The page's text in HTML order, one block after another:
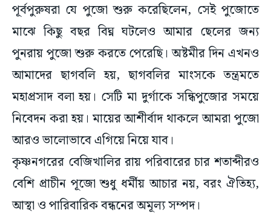
পূর্বপুরুষরা যে পুজো শুরু করেছিলেন, সেই পুজোতে
মাঝে কিছু বছর বিঘ্ন ঘটলেও আমার ছেলের জন্য
পুনরায় পুজো শুরু করতে পেরেছি। অষ্টমীর দিন এখনও
আমাদের ছাগবলি হয়, ছাগবলির মাংসকে তন্ত্রমতে
মহাপ্রসাদ বলা হয়। সেটি মা দুর্গাকে সন্ধিপুজোর সময়ে
নিবেদন করা হয়। মায়ের আশীর্বাদ থাকলে আমরা পুজো
আরও ভালোভাবে এগিয়ে নিয়ে যাব।
কৃষ্ণনগরের বেজিখালির রায় পরিবারের চার শতাব্দীরও
বেশি প্রাচীন পূজো শুধু ধর্মীয় আচার নয়, বরং ঐতিহ্য,
আস্থা ও পারিবারিক বন্ধনের অমূল্য সম্পদ।